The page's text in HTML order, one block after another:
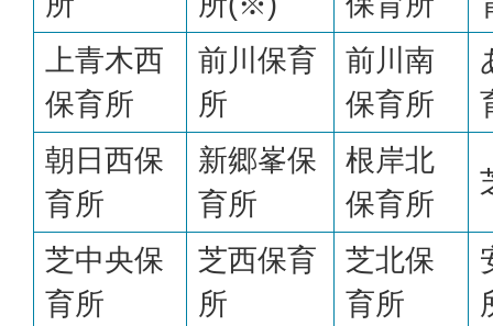
上青木西
保育所
前川保育
所
前川南
保育所
朝日西保
育所
新郷峯保
育所
根岸北
保育所
芝中央保
育所
芝西保育
所
芝北保
育所